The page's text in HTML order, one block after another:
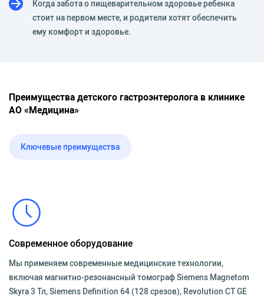
Когда забота о пищеварительном здоровье ребенка
стоит на первом месте, и родители хотят обеспечить
ему комфорт и здоровье.
Преимущества детского гастроэнтеролога в клинике
АО «Медицина»
Ключевые преимущества
Современное оборудование
Мы применяем современные медицинские технологии,
включая магнитно-резонансный томограф Siemens Magnetom
Skyra 3 Тл, Siemens Definition 64 (128 срезов), Revolution CT GE